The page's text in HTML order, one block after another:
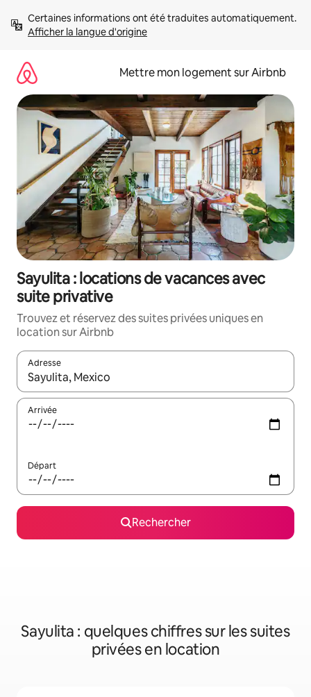
directement
Afficher la langue d'origine
Mettre mon logement sur Airbnb
Sayulita : locations de vacances avec
suite privative
Trouvez et réservez des suites privées uniques en
location sur Airbnb
Adresse
Lorsque les résultats s'affichent, utilisez les flèches vers le
Arrivée
Départ
Rechercher
Sayulita : quelques chiffres sur les suites
privées en location